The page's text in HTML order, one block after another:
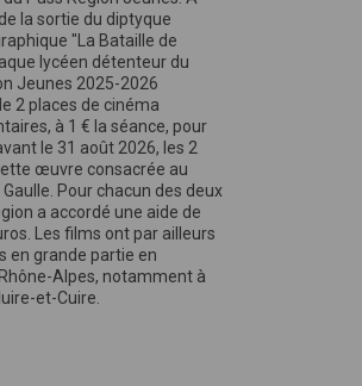
la sortie du diptyque
"La Bataille de
lycéen détenteur du
Jeunes 2025-2026
2 places de cinéma
à 1 € la séance, pour
le 31 août 2026, les 2
œuvre consacrée au
Pour chacun des deux
a accordé une aide de
Les films ont par ailleurs
en grande partie en
Alpes, notamment à
et-Cuire.